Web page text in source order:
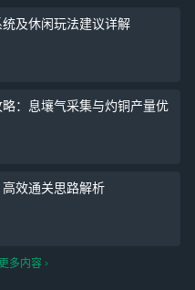
及休闲玩法建议详解
：息壤气采集与灼铜产量优
效通关思路解析
多内容